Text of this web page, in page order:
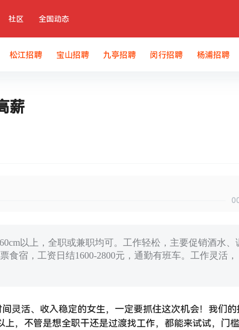
社区 全国动态
松江招聘 宝山招聘 九亭招聘 闵行招聘 杨浦招聘
薪
以上，全职或兼职均可。工作轻松，主要促销酒水、
宿，工资日结1600-2800元，通勤有班车。工作灵活，
灵活、收入稳定的女生，一定要抓住这次机会！我们的
，不管是想全职干还是过渡找工作，都能来试试，门